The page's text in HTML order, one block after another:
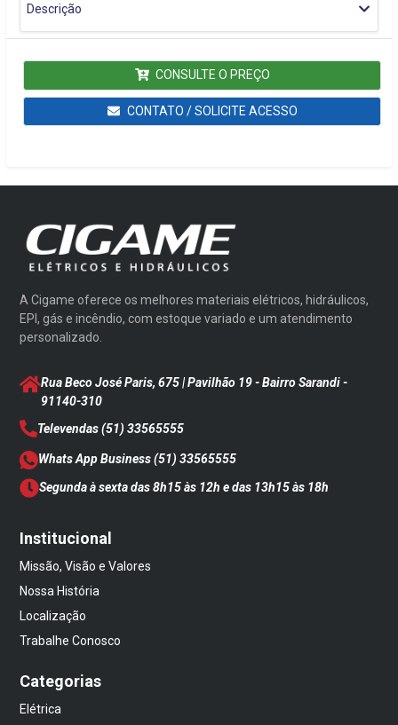
Descrição
CONSULTE O PREÇO
CONTATO / SOLICITE ACESSO
A Cigame oferece os melhores materiais elétricos, hidráulicos,
EPI, gás e incêndio, com estoque variado e um atendimento
personalizado.
Rua Beco José Paris, 675 | Pavilhão 19 - Bairro Sarandi-
91140-310
Televendas(51) 33565555
Whats App Business(51) 33565555
Segunda à sexta das 8h15 às 12h e das 13h15 às 18h
Institucional
Missão, Visão e Valores
Nossa História
Localização
Trabalhe Conosco
Categorias
Elétrica